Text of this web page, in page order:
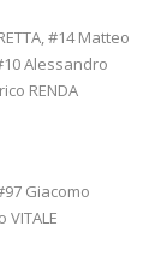
#14 Matteo
Alessandro
RENDA
Giacomo
VITALE